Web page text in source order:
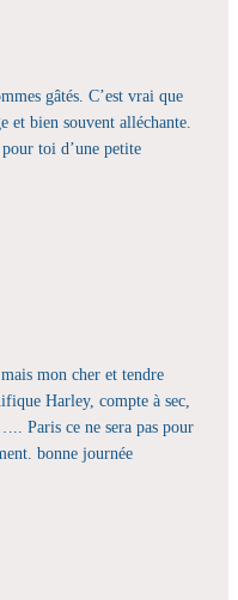
gâtés. C’est vrai que
et bien souvent alléchante.
toi d’une petite
mon cher et tendre
Harley, compte à sec,
Paris ce ne sera pas pour
bonne journée